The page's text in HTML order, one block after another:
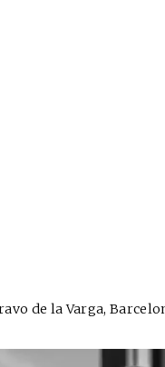
de la Varga,